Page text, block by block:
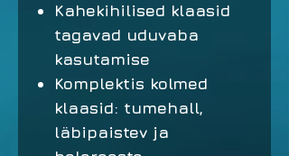
Kahekihilised klaasid
tagavad uduvaba
kasutamise
Komplektis kolmed
klaasid: tumehall,
läbipaistev ja